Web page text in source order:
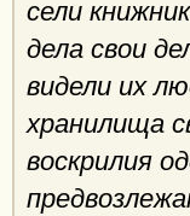
сели
дела свои
видели их
хранилища
воскрилия